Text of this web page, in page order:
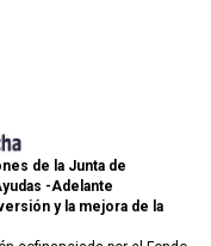
de la Junta de
-Adelante
y la mejora de la